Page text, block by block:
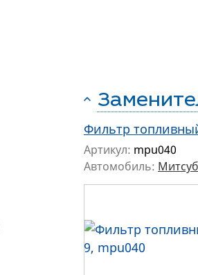
Фильтр
Артикул: mpu040
Автомобиль: